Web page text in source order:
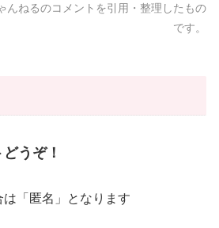
んねるのコメントを引用・整理したもの
です。
うぞ！
「匿名」となります